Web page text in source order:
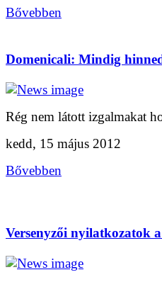
Bővebben
Domenicali: Mindig
Rég nem látott izgalmakat
kedd, 15 május 2012
Bővebben
Versenyzői nyilatkozatok